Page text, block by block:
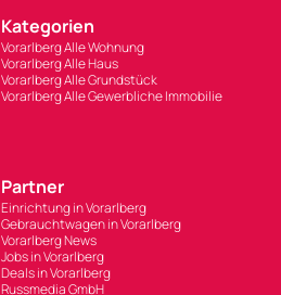
Partner
Einrichtung in Vorarlberg
Gebrauchtwagen in Vorarlberg
Vorarlberg News
Jobs in Vorarlberg
Deals in Vorarlberg